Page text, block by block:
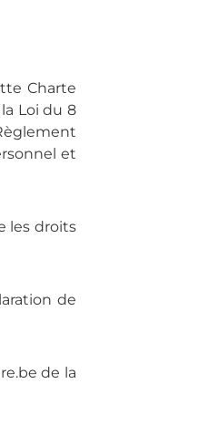
Charte
Loi du 8
et
les droits
de
de la